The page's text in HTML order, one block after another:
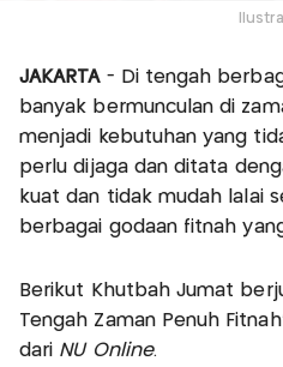
JAKARTA - Di tengah
banyak bermunculan di
menjadi kebutuhan yang
perlu dijaga dan ditata
kuat dan tidak mudah lalai
berbagai godaan fitnah
Berikut Khutbah Jumat
Tengah Zaman Penuh
dari NU Online.